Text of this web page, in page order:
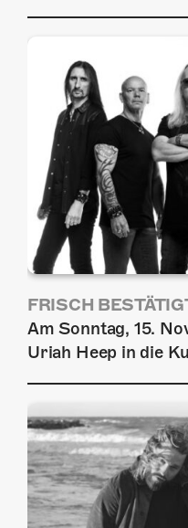
FRISCH
Am Sonntag, 15.
Uriah Heep in die